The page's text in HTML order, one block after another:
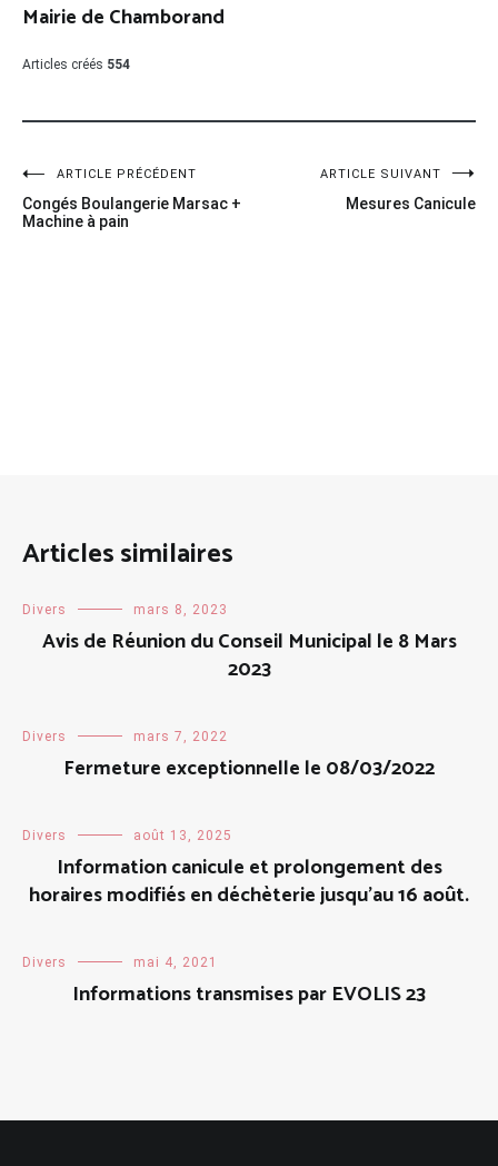
Mairie de Chamborand
Articles créés 554
Navigation
de
ARTICLE PRÉCÉDENT
Congés Boulangerie Marsac +
Machine à pain
ARTICLE SUIVANT
Mesures Canicule
Articles similaires
Divers mars 8, 2023
Avis de Réunion du Conseil Municipal le 8 Mars
2023
Divers mars 7, 2022
Fermeture exceptionnelle le 08/03/2022
Divers août 13, 2025
Information canicule et prolongement des
horaires modifiés en déchèterie jusqu’au 16 août.
Divers mai 4, 2021
Informations transmises par EVOLIS 23